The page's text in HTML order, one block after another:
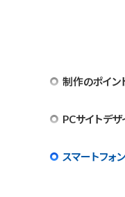
制作のポイン
PCサイトデザ
スマートフォ